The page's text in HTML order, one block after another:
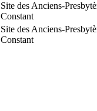
Site des Anciens-
Constant
Site des Anciens-
Constant